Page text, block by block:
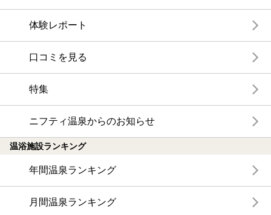
体験レポート
口コミを見る
特集
ニフティ温泉からのお知らせ
温浴施設ランキング
年間温泉ランキング
月間温泉ランキング